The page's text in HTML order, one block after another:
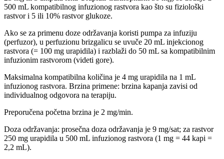
500 mL kompatibilnog infuzionog rastvora kao što su fiziološki
rastvor i 5 ili 10% rastvor glukoze.
Ako se za primenu doze održavanja koristi pumpa za infuziju
(perfuzor), u perfuzionu brizgalicu se uvuče 20 mL injekcionog
rastvora (= 100 mg urapidila) i razblaži do 50 mL sa kompatibilnim
infuzionim rastvorom (videti gore).
Maksimalna kompatibilna količina je 4 mg urapidila na 1 mL
infuzionog rastvora. Brzina primene: brzina kapanja zavisi od
individualnog odgovora na terapiju.
Preporučena početna brzina je 2 mg/min.
Doza održavanja: prosečna doza održavanja je 9 mg/sat; za rastvor
250 mg urapidila u 500 mL infuzionog rastvora (1 mg = 44 kapi =
2,2 mL).